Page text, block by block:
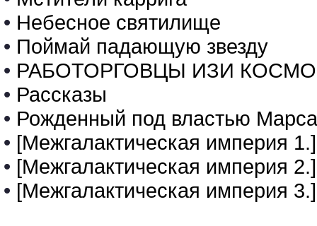
• Небесное святилище
• Поймай падающую звезду
• РАБОТОРГОВЦЫ ИЗИ
• Рассказы
• Рожденный под властью Марса
• [Межгалактическая империя
• [Межгалактическая империя
• [Межгалактическая империя